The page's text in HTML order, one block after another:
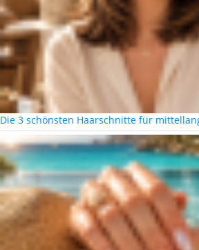
Die 3 schönsten Haarschnitte für